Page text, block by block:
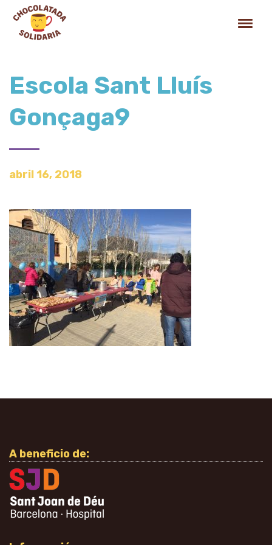
Escola Sant Lluís
Gonçaga9
abril 16, 2018
A beneficio de: